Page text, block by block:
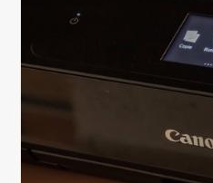
Casque
Abordable
Pour
Audiophile